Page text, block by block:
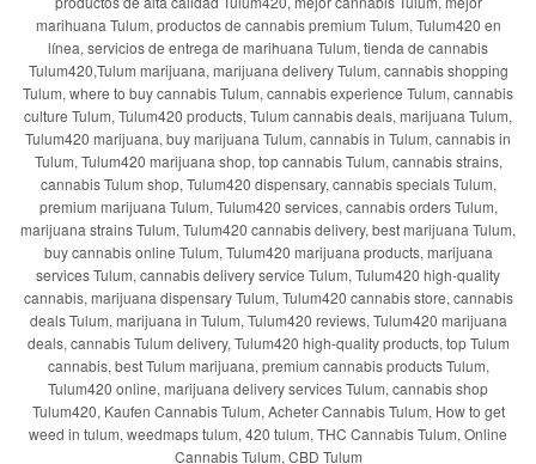
marihuana Tulum, productos de cannabis premium Tulum, Tulum420 en
línea, servicios de entrega de marihuana Tulum, tienda de cannabis
Tulum420,Tulum marijuana, marijuana delivery Tulum, cannabis shopping
Tulum, where to buy cannabis Tulum, cannabis experience Tulum, cannabis
culture Tulum, Tulum420 products, Tulum cannabis deals, marijuana Tulum,
Tulum420 marijuana, buy marijuana Tulum, cannabis in Tulum, cannabis in
Tulum, Tulum420 marijuana shop, top cannabis Tulum, cannabis strains,
cannabis Tulum shop, Tulum420 dispensary, cannabis specials Tulum,
premium marijuana Tulum, Tulum420 services, cannabis orders Tulum,
marijuana strains Tulum, Tulum420 cannabis delivery, best marijuana Tulum,
buy cannabis online Tulum, Tulum420 marijuana products, marijuana
services Tulum, cannabis delivery service Tulum, Tulum420 high-quality
cannabis, marijuana dispensary Tulum, Tulum420 cannabis store, cannabis
deals Tulum, marijuana in Tulum, Tulum420 reviews, Tulum420 marijuana
deals, cannabis Tulum delivery, Tulum420 high-quality products, top Tulum
cannabis, best Tulum marijuana, premium cannabis products Tulum,
Tulum420 online, marijuana delivery services Tulum, cannabis shop
Tulum420, Kaufen Cannabis Tulum, Acheter Cannabis Tulum, How to get
weed in tulum, weedmaps tulum, 420 tulum, THC Cannabis Tulum, Online
Cannabis Tulum, CBD Tulum